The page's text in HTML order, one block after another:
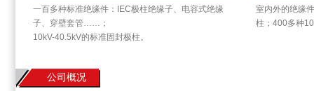
一百多种标准绝缘件：IEC极柱绝缘子、电容式绝缘
子、穿壁套管……；
10kV-40.5kV的标准固封极柱。
室内外的绝缘
柱；400多种
公司概况